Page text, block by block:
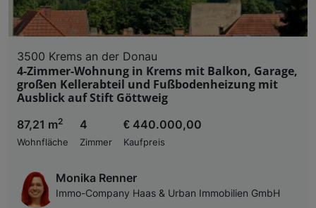
3500 Krems an der Donau
4-Zimmer-Wohnung in Krems mit Balkon, Garage,
großen Kellerabteil und Fußbodenheizung mit
Ausblick auf Stift Göttweig
87,21 m2
Wohnfläche
4
Zimmer
€ 440.000,00
Kaufpreis
Monika Renner
Immo-Company Haas & Urban Immobilien GmbH